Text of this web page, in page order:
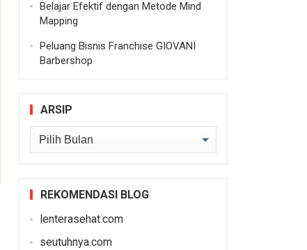
Belajar Efektif dengan Metode Mind
Mapping
Peluang Bisnis Franchise GIOVANI
Barbershop
ARSIP
Arsip
REKOMENDASI BLOG
lenterasehat.com
seutuhnya.com